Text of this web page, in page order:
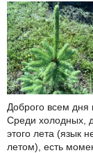
Доброго всем дня
Среди холодных,
этого лета (язык
летом), есть